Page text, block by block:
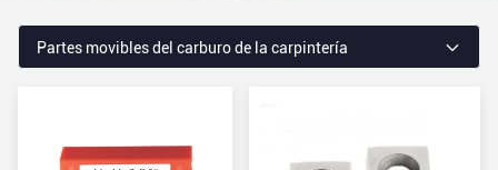
Partes movibles del carburo de la carpintería